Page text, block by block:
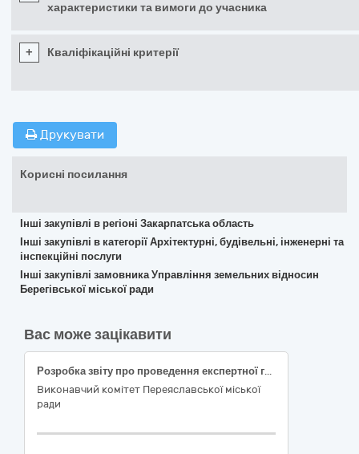
характеристики та вимоги до учасника
+ Кваліфікаційні критерії
Друкувати
Корисні посилання
Інші закупівлі в регіоні Закарпатська область
Інші закупівлі в категорії Архітектурні, будівельні, інженерні та
інспекційні послуги
Інші закупівлі замовника Управління земельних відносин
Берегівської міської ради
Вас може зацікавити
Розробка звіту про проведення експертної грошової оцінки земельної ділянки несільськогосподарського призначення для розміщення та експлуатації основних, підсобних і допоміжних будівель та споруд підприємств переробної, машинобудівної та іншої промисловості, включаючи об’єкти оброблення відходів, зокрема із енергогенеруючим блоком (кадастровий номер 3211000000:01:034:0172), що розташована по вул. Героїв Дніпра, 31-В в м. Переяславі Бориспільського району Київської області
Виконавчий комітет Переяславської міської
ради